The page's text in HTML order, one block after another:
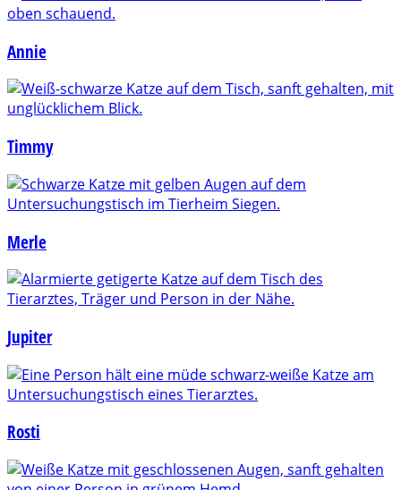
Annie
Timmy
Merle
Jupiter
Rosti